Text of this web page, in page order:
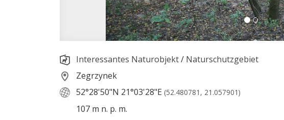
Interessantes Naturobjekt/ Naturschutzgebiet
Zegrzynek
52°28'50"N 21°03'28"E (52.480781, 21.057901)
107 m n. p. m.